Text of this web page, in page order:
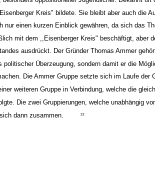
besonders oppositioneller Jugendlicher. Bekannt ist
Kreis" bildete. Sie bleibt aber auch die
nur einen kurzen Einblick gewähren, da sich das
mit dem ,,Eisenberger Kreis" beschäftigt, aber
ausdrückt. Der Gründer Thomas Ammer
politischer Überzeugung, sondern damit er die
Die Ammer Gruppe setzte sich im Laufe der
weiteren Gruppe in Verbindung, welche die
Die zwei Gruppierungen, welche unabhängig